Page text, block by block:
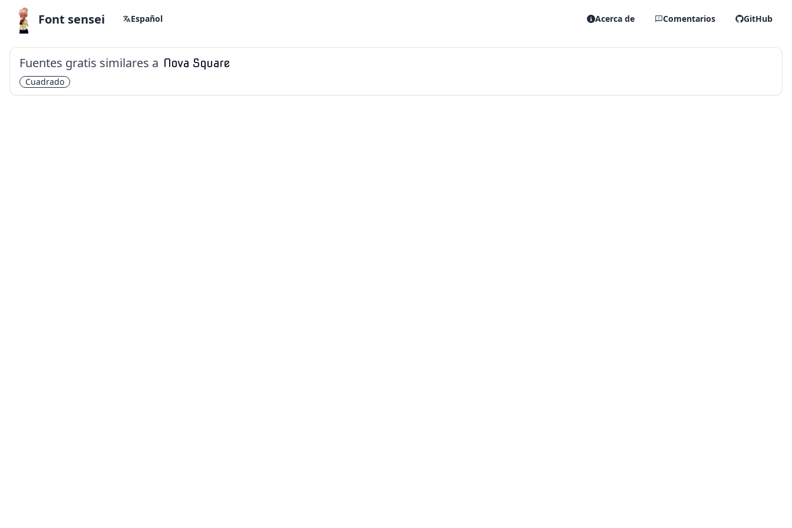
Font sensei Español Acerca de Comentarios GitHub
Fuentes gratis similares a Nova Square
Cuadrado